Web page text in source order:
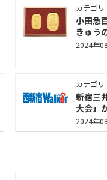
カテゴリ
小田急
きゅう
2024年
カテゴ
新宿三
大会」
2024年